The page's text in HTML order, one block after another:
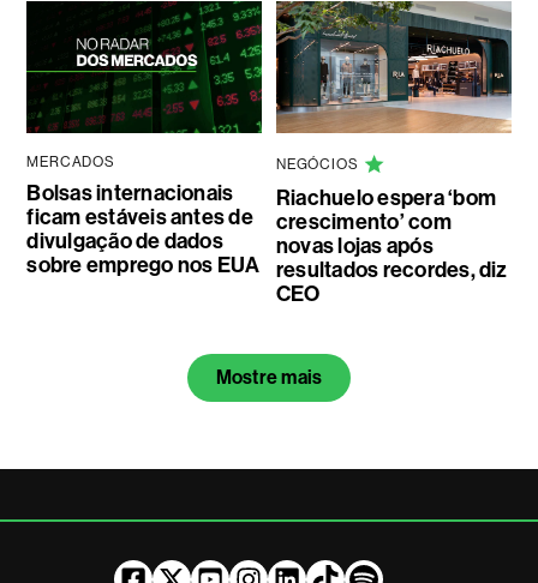
MERCADOS
Bolsas internacionais
ficam estáveis antes de
divulgação de dados
sobre emprego nos EUA
NEGÓCIOS
Riachuelo espera ‘bom
crescimento’ com
novas lojas após
resultados recordes, diz
CEO
Mostre mais